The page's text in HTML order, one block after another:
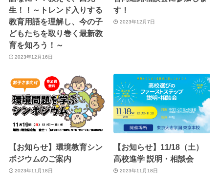
生！！～トレンド入りする
教育用語を理解し、今の子
どもたちを取り巻く最新教
育を知ろう！～
2023年12月16日
す！
2023年12月7日
【お知らせ】環境教育シン
ポジウムのご案内
2023年11月18日
【お知らせ】11/18（土）
高校進学 説明・相談会
2023年11月18日